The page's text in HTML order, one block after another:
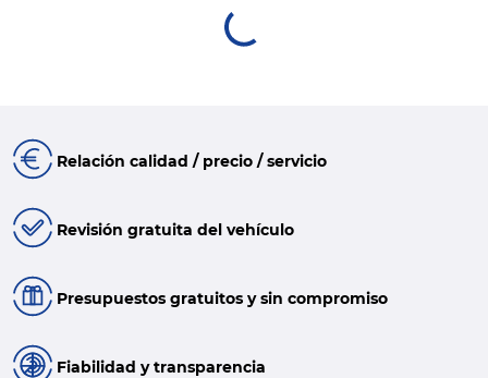
Relación calidad / precio / servicio
Revisión gratuita del vehículo
Presupuestos gratuitos y sin compromiso
Fiabilidad y transparencia